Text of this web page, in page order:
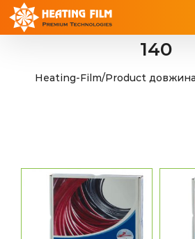
Skip
140
Heating-Film/Product довжина